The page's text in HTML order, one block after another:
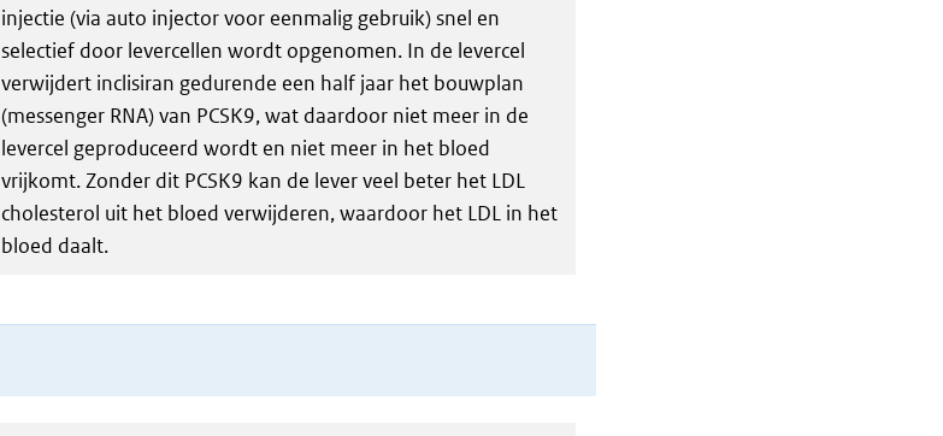
injectie (via auto injector voor eenmalig gebruik) snel en
selectief door levercellen wordt opgenomen. In de levercel
verwijdert inclisiran gedurende een half jaar het bouwplan
(messenger RNA) van PCSK9, wat daardoor niet meer in de
levercel geproduceerd wordt en niet meer in het bloed
vrijkomt. Zonder dit PCSK9 kan de lever veel beter het LDL
cholesterol uit het bloed verwijderen, waardoor het LDL in het
bloed daalt.